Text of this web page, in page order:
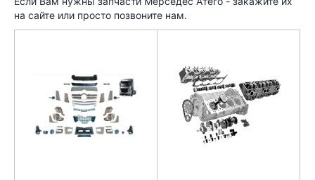
на сайте или просто позвоните нам.